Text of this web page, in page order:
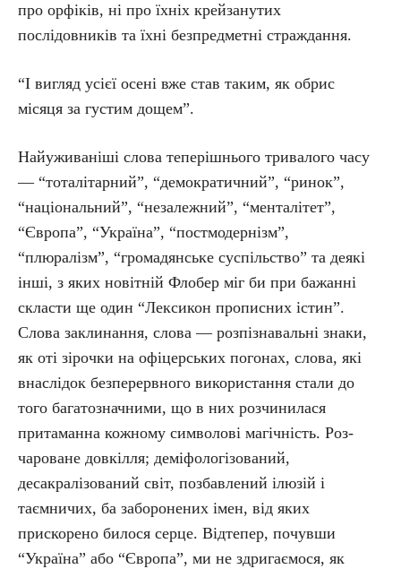
про орфіків, ні про їхніх крейзанутих
послідовників та їхні безпредметні страждання.
“І вигляд усієї осені вже став таким, як обрис
місяця за густим дощем”.
Найуживаніші слова теперішнього тривалого часу
— “тоталітарний”, “демократичний”, “ринок”,
“національний”, “незалежний”, “менталітет”,
“Європа”, “Україна”, “постмодернізм”,
“плюралізм”, “громадянське суспільство” та деякі
інші, з яких новітній Флобер міг би при бажанні
скласти ще один “Лексикон прописних істин”.
Слова заклинання, слова — розпізнавальні знаки,
як оті зірочки на офіцерських погонах, слова, які
внаслідок безперервного використання стали до
того багатозначними, що в них розчинилася
притаманна кожному символові магічність. Роз-
чароване довкілля; деміфологізований,
десакралізований світ, позбавлений ілюзій і
таємничих, ба заборонених імен, від яких
прискорено билося серце. Відтепер, почувши
“Україна” або “Європа”, ми не здригаємося, як